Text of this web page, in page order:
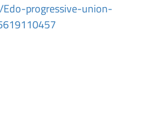
progressive-union-